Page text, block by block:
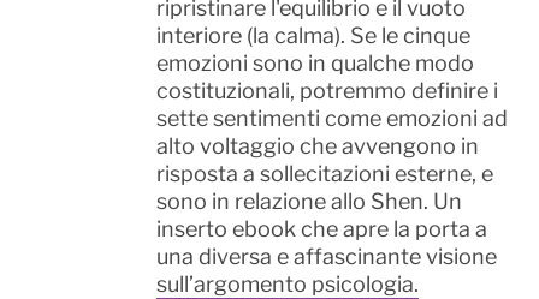
ripristinare l'equilibrio e il vuoto
interiore (la calma). Se le cinque
emozioni sono in qualche modo
costituzionali, potremmo definire i
sette sentimenti come emozioni ad
alto voltaggio che avvengono in
risposta a sollecitazioni esterne, e
sono in relazione allo Shen. Un
inserto ebook che apre la porta a
una diversa e affascinante visione
sull’argomento psicologia.